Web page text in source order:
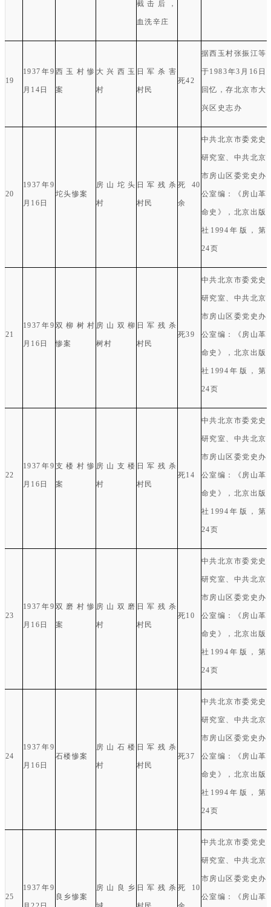
截击后，
血洗辛庄
19
1937 年9
月 14 日
西玉村惨
案
大兴西玉
村
日军杀害
村民
死42
据西玉村张振江等
于1983年3 月 16 日
回忆，存北京市大
兴区史志办
20
1937 年9
月 16 日
坨头惨案
房山坨头
村
日军残杀
村民
死 40
余
中共北京市委党史
研究室、 中共北京
市房山区委党史办
公室编：《房山革
命史》，北京出版
社 1994 年版，第
24页
21
1937 年9
月 16 日
双柳树村
惨案
房山双柳
树村
日军残杀
村民
死39
中共北京市委党史
研究室、 中共北京
市房山区委党史办
公室编：《房山革
命史》，北京出版
社 1994 年版，第
24页
22
1937 年9
月 16 日
支楼村惨
案
房山支楼
村
日军残杀
村民
死14
中共北京市委党史
研究室、 中共北京
市房山区委党史办
公室编：《房山革
命史》，北京出版
社 1994 年版，第
24页
23
1937 年9
月 16 日
双磨村惨
案
房山双磨
村
日军残杀
村民
死10
中共北京市委党史
研究室、 中共北京
市房山区委党史办
公室编：《房山革
命史》，北京出版
社 1994 年版，第
24页
24
1937 年9
月 16 日
石楼惨案
房山石楼
村
日军残杀
村民
死37
中共北京市委党史
研究室、中共北京
市房山区委党史办
公室编：《房山革
命史》，北京出版
社 1994 年版，第
24页
25
1937 年9
良乡惨案
房山良乡 日军残杀 死 10
中共北京市委党史
研究室、中共北京
市房山区委党史办
公室编：《房山革